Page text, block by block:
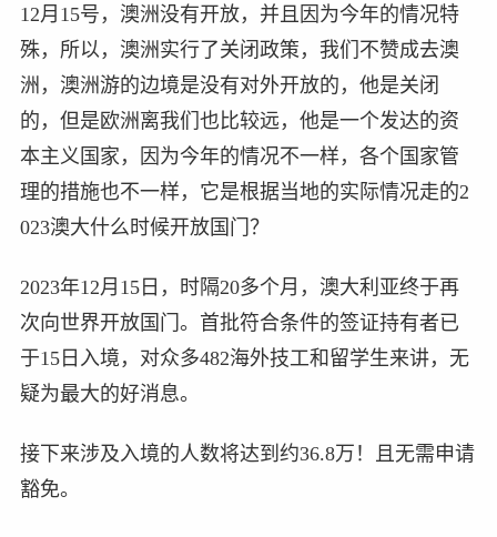
12月15号，澳洲没有开放，并且因为今年的情况特
殊，所以，澳洲实行了关闭政策，我们不赞成去澳
洲，澳洲游的边境是没有对外开放的，他是关闭
的，但是欧洲离我们也比较远，他是一个发达的资
本主义国家，因为今年的情况不一样，各个国家管
理的措施也不一样，它是根据当地的实际情况走的2
023澳大什么时候开放国门？
2023年12月15日，时隔20多个月，澳大利亚终于再
次向世界开放国门。首批符合条件的签证持有者已
于15日入境，对众多482海外技工和留学生来讲，无
疑为最大的好消息。
接下来涉及入境的人数将达到约36.8万！且无需申请
豁免。